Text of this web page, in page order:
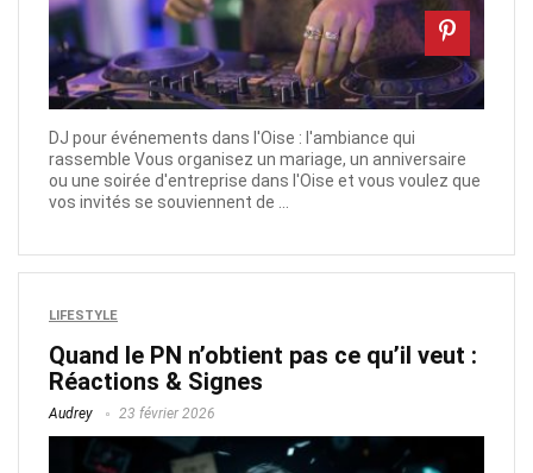
DJ pour événements dans l'Oise : l'ambiance qui
rassemble Vous organisez un mariage, un anniversaire
ou une soirée d'entreprise dans l'Oise et vous voulez que
vos invités se souviennent de ...
LIFESTYLE
Quand le PN n’obtient pas ce qu’il veut :
Réactions & Signes
Audrey 23 février 2026